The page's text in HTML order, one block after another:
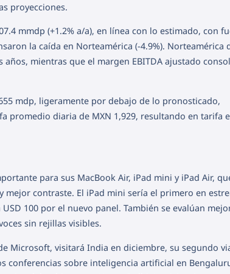
proyecciones.
mmdp (+1.2% a/a), en línea con lo estimado, con
la caída en Norteamérica (-4.9%). Norteamérica
años, mientras que el margen EBITDA ajustado
mdp, ligeramente por debajo de lo pronosticado,
promedio diaria de MXN 1,929, resultando en tarifa
para sus MacBook Air, iPad mini y iPad Air,
mejor contraste. El iPad mini sería el primero en
100 por el nuevo panel. También se evalúan
sin rejillas visibles.
Microsoft, visitará India en diciembre, su segundo
conferencias sobre inteligencia artificial en